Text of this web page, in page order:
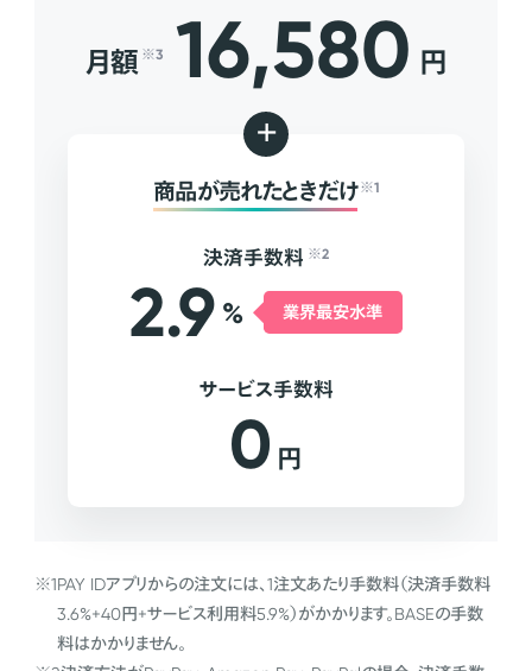
月額 ※3 16,580 円
+
商品が売れたときだけ ※1
決済手数料 ※2
2.9 % 業界最安水準
サービス手数料
0 円
※1PAY IDアプリからの注文には、1注文あたり手数料（決済手数料
3.6%+40円+サービス利用料5.9%）がかかります。BASEの手数
料はかかりません。